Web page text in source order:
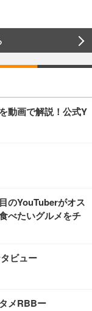
動画で解説！公式Y
のYouTuberがオス
べたいグルメをチ
ビュー
メRBBー